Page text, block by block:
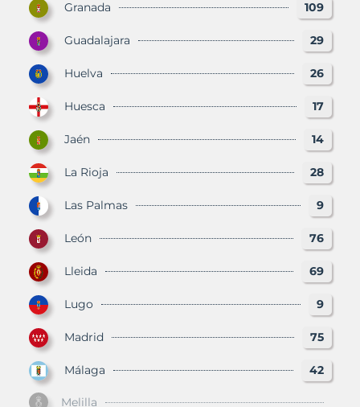
Granada 109
Guadalajara 29
Huelva 26
Huesca 17
Jaén 14
La Rioja 28
Las Palmas 9
León 76
Lleida 69
Lugo 9
Madrid 75
Málaga 42
Melilla